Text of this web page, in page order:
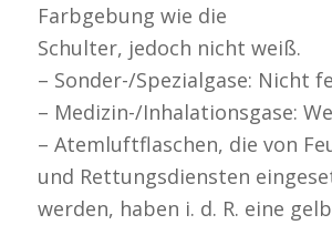
Farbgebung wie die
Schulter, jedoch nicht weiß.
– Sonder-/Spezialgase: Nicht
– Medizin-/Inhalationsgase:
– Atemluftflaschen, die von
und Rettungsdiensten
werden, haben i. d. R. eine